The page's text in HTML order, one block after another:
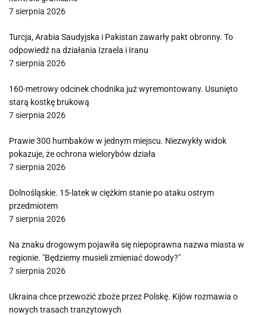
7 sierpnia 2026
Turcja, Arabia Saudyjska i Pakistan zawarły pakt obronny. To
odpowiedź na działania Izraela i Iranu
7 sierpnia 2026
160-metrowy odcinek chodnika już wyremontowany. Usunięto
starą kostkę brukową
7 sierpnia 2026
Prawie 300 humbaków w jednym miejscu. Niezwykły widok
pokazuje, że ochrona wielorybów działa
7 sierpnia 2026
Dolnośląskie. 15-latek w ciężkim stanie po ataku ostrym
przedmiotem
7 sierpnia 2026
Na znaku drogowym pojawiła się niepoprawna nazwa miasta w
regionie. "Będziemy musieli zmieniać dowody?"
7 sierpnia 2026
Ukraina chce przewozić zboże przez Polskę. Kijów rozmawia o
nowych trasach tranzytowych